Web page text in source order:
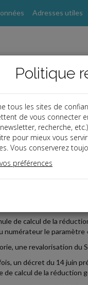
Adresses utiles
07-03
GÉNÉRALE
de calcul de la
numérateur le paramètre
une revalorisation du
un décret du 14 juin
de calcul de la réduction
Politique
tous les sites de
de vous connecter
newsletter, recherche,
pour mieux vous
Vous conserverez
préférences